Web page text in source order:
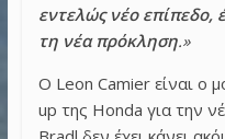
εντελώς νέο επίπεδο,
τη νέα πρόκληση.»
Ο Leon Camier είναι ο
up της Honda για την